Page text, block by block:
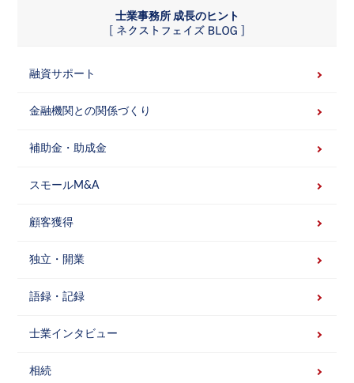
士業事務所 成長のヒント
融資サポート
金融機関との関係づくり
補助金・助成金
スモールM&A
顧客獲得
独立・開業
語録・記録
士業インタビュー
相続